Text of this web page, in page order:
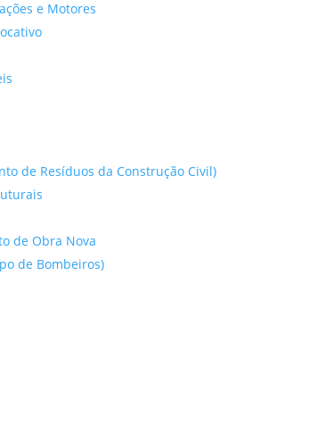
e Motores
de Resíduos da Construção Civil)
de Obra Nova
de Bombeiros)